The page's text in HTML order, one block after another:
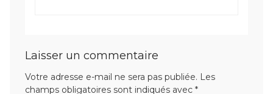
Laisser un commentaire
Votre adresse e-mail ne sera pas publiée. Les
champs obligatoires sont indiqués avec *